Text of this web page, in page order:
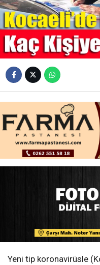
Yeni tip koronavirüsle